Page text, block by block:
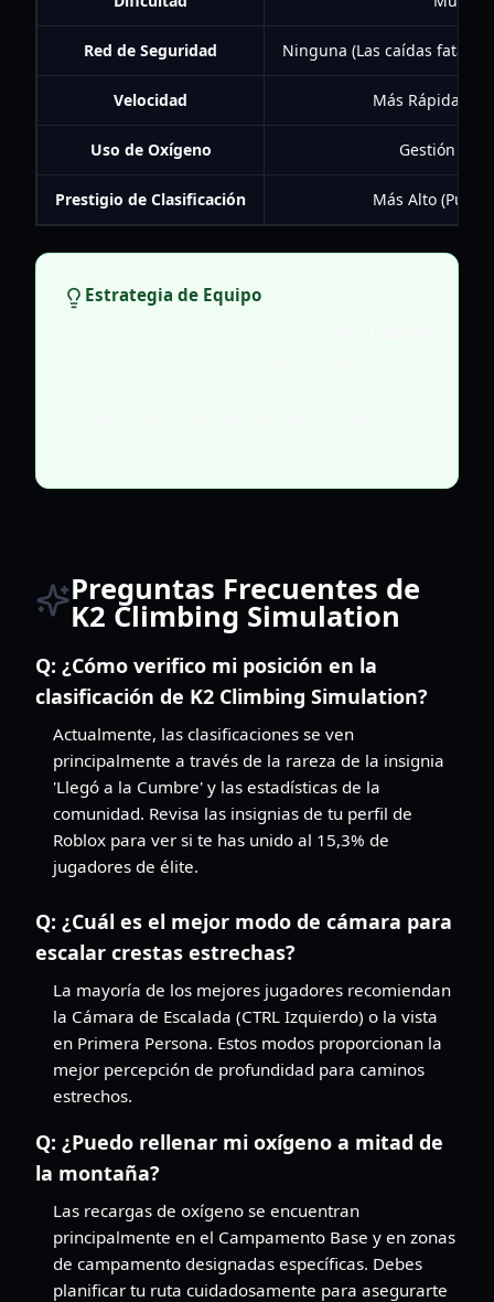
Red de Seguridad Ninguna (Las caídas
Velocidad Más Rápida
Uso de Oxígeno Gestión
Prestigio de Clasificación Más Alto (Pura
Estrategia de Equipo
Preguntas Frecuentes de
K2 Climbing Simulation
Q: ¿Cómo verifico mi posición en la
clasificación de K2 Climbing Simulation?
Actualmente, las clasificaciones se ven
principalmente a través de la rareza de la insignia
'Llegó a la Cumbre' y las estadísticas de la
comunidad. Revisa las insignias de tu perfil de
Roblox para ver si te has unido al 15,3% de
jugadores de élite.
Q: ¿Cuál es el mejor modo de cámara para
escalar crestas estrechas?
La mayoría de los mejores jugadores recomiendan
la Cámara de Escalada (CTRL Izquierdo) o la vista
en Primera Persona. Estos modos proporcionan la
mejor percepción de profundidad para caminos
estrechos.
Q: ¿Puedo rellenar mi oxígeno a mitad de
la montaña?
Las recargas de oxígeno se encuentran
principalmente en el Campamento Base y en zonas
de campamento designadas específicas. Debes
planificar tu ruta cuidadosamente para asegurarte